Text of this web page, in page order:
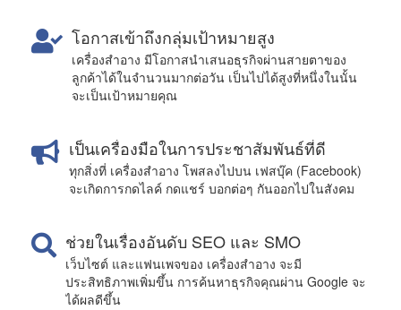
โอกาสเข้าถึงกลุ่มเป้าหมายสูง
เครื่องสำอาง มีโอกาสนำเสนอธุรกิจผ่านสายตาของ
ลูกค้าได้ในจำนวนมากต่อวัน เป็นไปได้สูงที่หนึ่งในนั้น
จะเป็นเป้าหมายคุณ
เป็นเครื่องมือในการประชาสัมพันธ์ที่ดี
ทุกสิ่งที่ เครื่องสำอาง โพสลงไปบน เฟสบุ๊ค (Facebook)
จะเกิดการกดไลค์ กดแชร์ บอกต่อๆ กันออกไปในสังคม
ช่วยในเรื่องอันดับ SEO และ SMO
เว็บไซต์ และแฟนเพจของ เครื่องสำอาง จะมี
ประสิทธิภาพเพิ่มขึ้น การค้นหาธุรกิจคุณผ่าน Google จะ
ได้ผลดีขึ้น